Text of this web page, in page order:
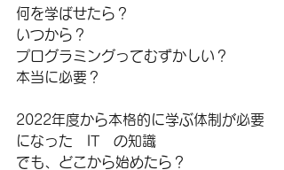
何を学ばせたら？
いつから？
プログラミングってむずかしい？
本当に必要？
2022年度から本格的に学ぶ体制が必要
になった　IT　の知識
でも、どこから始めたら？